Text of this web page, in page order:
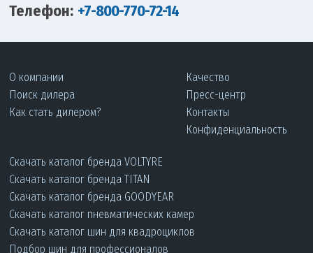
Телефон: +7-800-770-72-14
О компании
Поиск дилера
Как стать дилером?
Качество
Пресс-центр
Контакты
Конфиденциальность
Скачать каталог бренда VOLTYRE
Скачать каталог бренда TITAN
Скачать каталог бренда GOODYEAR
Скачать каталог пневматических камер
Скачать каталог шин для квадроциклов
Подбор шин для профессионалов